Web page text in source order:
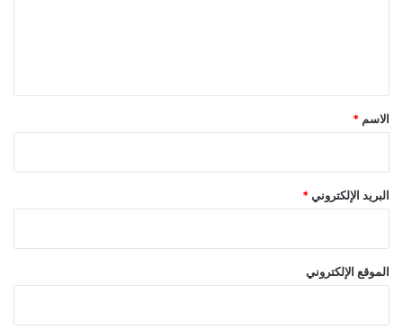
*
الاسم *
البريد الإلكتروني *
الموقع الإلكتروني